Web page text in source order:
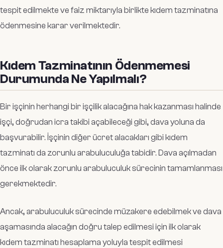
tespit edilmekte ve faiz miktarıyla birlikte kıdem tazminatına
ödenmesine karar verilmektedir.
Kıdem Tazminatının Ödenmemesi
Durumunda Ne Yapılmalı?
Bir işçinin herhangi bir işçilik alacağına hak kazanması halinde
işçi, doğrudan icra takibi açabileceği gibi, dava yoluna da
başvurabilir. İşçinin diğer ücret alacakları gibi kıdem
tazminatı da zorunlu arabuluculuğa tabidir. Dava açılmadan
önce ilk olarak zorunlu arabuluculuk sürecinin tamamlanması
gerekmektedir.
Ancak, arabuluculuk sürecinde müzakere edebilmek ve dava
aşamasında alacağın doğru talep edilmesi için ilk olarak
kıdem tazminatı hesaplama yoluyla tespit edilmesi